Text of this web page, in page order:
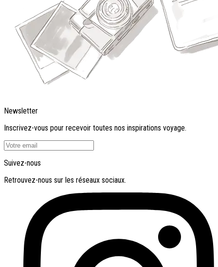
Newsletter
Inscrivez-vous pour recevoir toutes nos inspirations voyage.
Suivez-nous
Retrouvez-nous sur les réseaux sociaux.